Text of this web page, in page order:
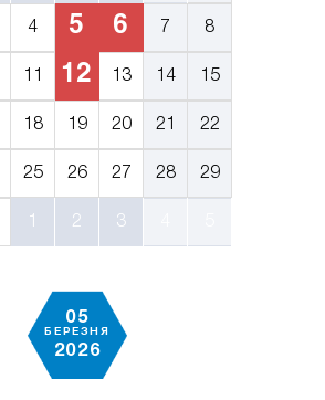
4 5 6 7 8
12 13 14 15
18 19 20 21 22
25 26 27 28 29
2 3
05
БЕРЕЗНЯ
2026